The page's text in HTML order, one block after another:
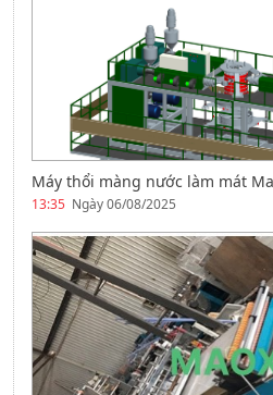
Máy thổi màng nước làm mát
13:35 Ngày 06/08/2025